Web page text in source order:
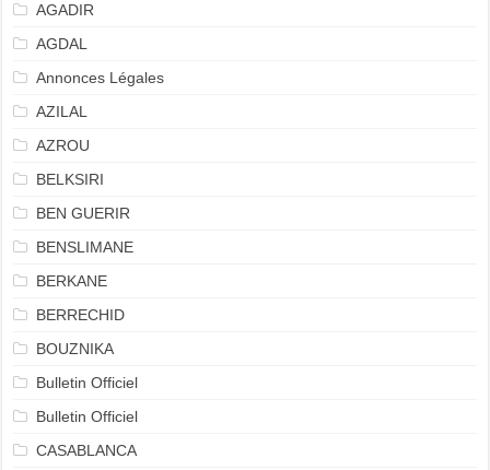
AGADIR
AGDAL
Annonces Légales
AZILAL
AZROU
BELKSIRI
BEN GUERIR
BENSLIMANE
BERKANE
BERRECHID
BOUZNIKA
Bulletin Officiel
Bulletin Officiel
CASABLANCA